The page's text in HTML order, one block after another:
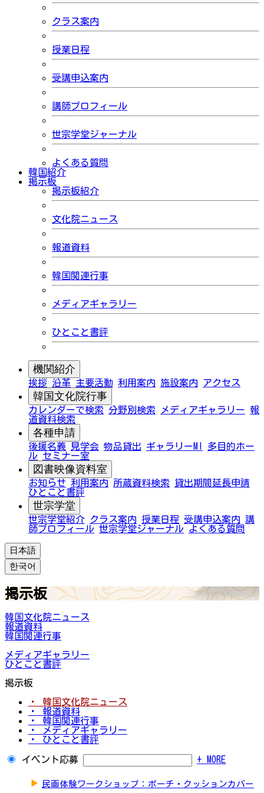
クラス案内
授業日程
受講申込案内
講師プロフィール
世宗学堂ジャーナル
よくある質問
韓国紹介
掲示板
掲示板紹介
文化院ニュース
報道資料
韓国関連行事
メディアギャラリー
ひとこと書評
機関紹介
挨拶 沿革 主要活動 利用案内 施設案内 アクセス
韓国文化院行事
カレンダーで検索 分野別検索 メディアギャラリー 報
道資料検索
各種申請
後援名義 見学会 物品貸出 ギャラリーMI
多目的ホー
ル セミナー室
図書映像資料室
お知らせ 利用案内 所蔵資料検索
貸出期間延長申請
ひとこと書評
世宗学堂
世宗学堂紹介 クラス案内 授業日程 受講申込案内 講
師プロフィール 世宗学堂ジャーナル よくある質問
日本語
한국어
掲示板
韓国文化院ニュース
報道資料
韓国関連行事
メディアギャラリー
ひとこと書評
掲示板
・ 韓国文化院ニュース
・ 報道資料
・ 韓国関連行事
・ メディアギャラリー
・ ひとこと書評
イベント応募 + MORE
▶ 民画体験ワークショップ：ポーチ・クッションカバー